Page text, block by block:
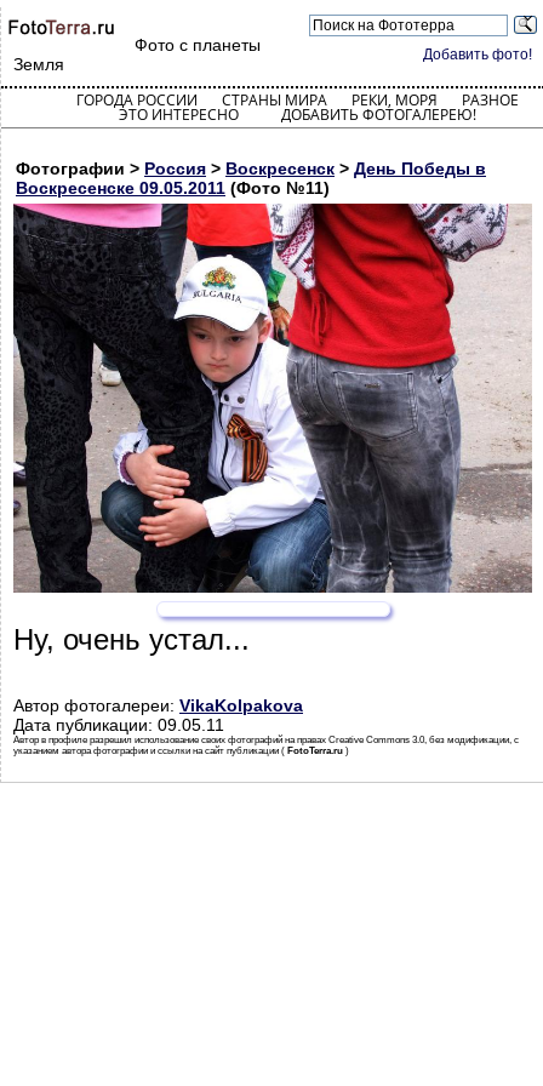
Добавить фото!
Фото с планеты
Земля
ГОРОДА РОССИИ СТРАНЫ МИРА РЕКИ, МОРЯ РАЗНОЕ
ЭТО ИНТЕРЕСНО ДОБАВИТЬ ФОТОГАЛЕРЕЮ!
Фотографии > Россия > Воскресенск > День Победы в
Воскресенске 09.05.2011 (Фото №11)
Ну, очень устал...
Автор фотогалереи: VikaKolpakova
Дата публикации: 09.05.11
Автор в профиле разрешил использование своих фотографий на правах Creative Commons 3.0, без модификации, с
указанием автора фотографии и ссылки на сайт публикации ( FotoTerra.ru )